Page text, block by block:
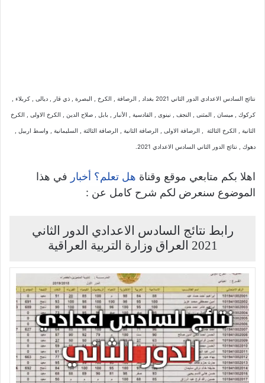
نتائج السادس الاعدادي الدور الثاني 2021 بغداد , الرصافة , الكرخ , البصرة , ذي قار , ديالى , كربلاء ,
كركوك , ميسان , المثنى , النجف , نينوى , القادسية , الأنبار , بابل , صلاح الدين , الكرخ الاولى , الكرخ
الثانية , الكرخ الثالثة , الرصافة الاولى , الرصافة الثانية , الرصافة الثالثة , السليمانية , واسط اربيل ,
دهوك , نتائج الدور الثاني السادس الاعدادي 2021.
اهلا بكم متابعي موقع وقناة هل تعلم؟ أخبار في هذا
الموضوع سنعرض لكم شرح كامل عن :
رابط نتائج السادس الاعدادي الدور الثاني
2021 العراق وزارة التربية العراقية